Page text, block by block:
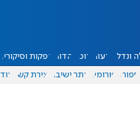
ונדל"ן דעות אוכל יהדות הפקות וסיקורים
ספורט פורומים אתר ישיבה יצירת קשר עוד